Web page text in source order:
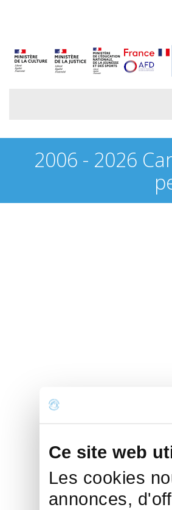
Ce site web
Les cookies
annonces,
2006 - 2026